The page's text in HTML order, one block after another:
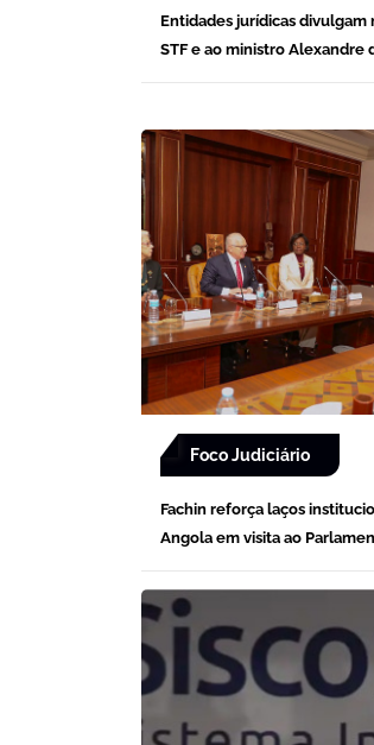
Entidades jurídicas divulgam
STF e ao ministro Alexandre
Foco Judiciário
Fachin reforça laços
Angola em visita ao